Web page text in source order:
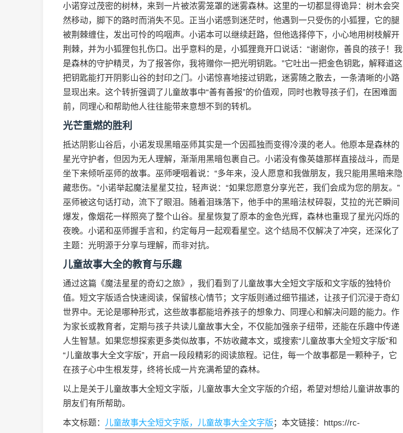
小诺穿过茂密的树林，来到一片被浓雾笼罩的迷雾森林。这里的一切都显得诡异：树木会突
然移动，脚下的路时而消失不见。正当小诺感到迷茫时，他遇到一只受伤的小狐狸，它的腿
被荆棘缠住，发出可怜的呜咽声。小诺本可以继续赶路，但他选择停下，小心地用树枝解开
荆棘，并为小狐狸包扎伤口。出乎意料的是，小狐狸竟开口说话：“谢谢你，善良的孩子！我
是森林的守护精灵，为了报答你，我将赠你一把光明钥匙。”它吐出一把金色钥匙，解释道这
把钥匙能打开阴影山谷的封印之门。小诺惊喜地接过钥匙，迷雾随之散去，一条清晰的小路
显现出来。这个转折强调了儿童故事中“善有善报”的价值观，同时也教导孩子们，在困难面
前，同理心和帮助他人往往能带来意想不到的转机。
光芒重燃的胜利
抵达阴影山谷后，小诺发现黑暗巫师其实是一个因孤独而变得冷漠的老人。他原本是森林的
星光守护者，但因为无人理解，渐渐用黑暗包裹自己。小诺没有像英雄那样直接战斗，而是
坐下来倾听巫师的故事。巫师哽咽着说：“多年来，没人愿意和我做朋友，我只能用黑暗来隐
藏悲伤。”小诺举起魔法星星艾拉，轻声说：“如果您愿意分享光芒，我们会成为您的朋友。”
巫师被这句话打动，流下了眼泪。随着泪珠落下，他手中的黑暗法杖碎裂，艾拉的光芒瞬间
爆发，像烟花一样照亮了整个山谷。星星恢复了原本的金色光辉，森林也重现了星光闪烁的
夜晚。小诺和巫师握手言和，约定每月一起观看星空。这个结局不仅解决了冲突，还深化了
主题：光明源于分享与理解，而非对抗。
儿童故事大全的教育与乐趣
通过这篇《魔法星星的奇幻之旅》，我们看到了儿童故事大全短文字版和文字版的独特价
值。短文字版适合快速阅读，保留核心情节；文字版则通过细节描述，让孩子们沉浸于奇幻
世界中。无论是哪种形式，这些故事都能培养孩子的想象力、同理心和解决问题的能力。作
为家长或教育者，定期与孩子共读儿童故事大全，不仅能加强亲子纽带，还能在乐趣中传递
人生智慧。如果您想探索更多类似故事，不妨收藏本文，或搜索“儿童故事大全短文字版”和
“儿童故事大全文字版”，开启一段段精彩的阅读旅程。记住，每一个故事都是一颗种子，它
在孩子心中生根发芽，终将长成一片充满希望的森林。
以上是关于儿童故事大全短文字版，儿童故事大全文字版的介绍，希望对想给儿童讲故事的
朋友们有所帮助。
本文标题： 儿童故事大全短文字版，儿童故事大全文字版 ；本文链接：https://rc-